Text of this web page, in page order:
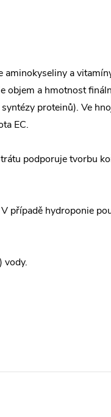
a
objem a hmotnost
proteinů). Ve
EC.
podporuje tvorbu
případě hydroponie
vody.